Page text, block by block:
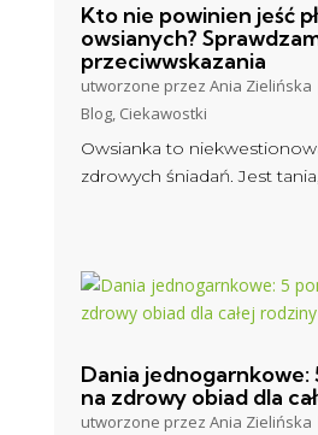
Kto nie powinien jeść
owsianych?
przeciwwskazania
utworzone przezAnia Zielińska
Blog, Ciekawostki
Owsianka to
zdrowych śniadań. Jest
Dania jednogarnkowe:
na zdrowy obiad dla
utworzone przezAnia Zielińska